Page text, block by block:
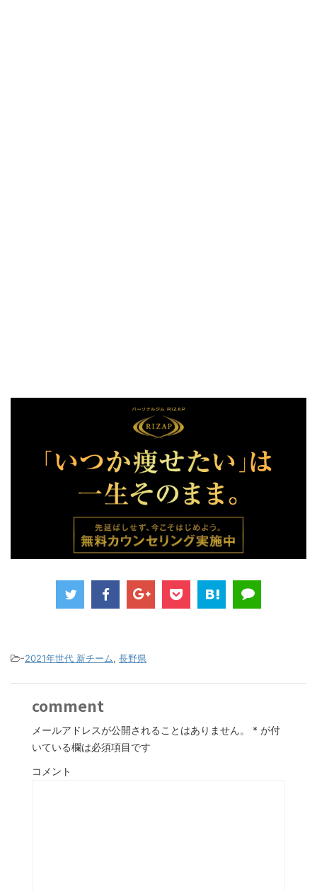
-2021年世代 新チーム, 長野県
comment
メールアドレスが公開されることはありません。 * が付
いている欄は必須項目です
コメント